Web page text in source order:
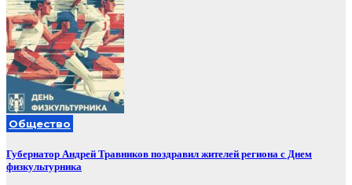
Общество
Губернатор Андрей Травников поздравил жителей региона с Днем
физкультурника